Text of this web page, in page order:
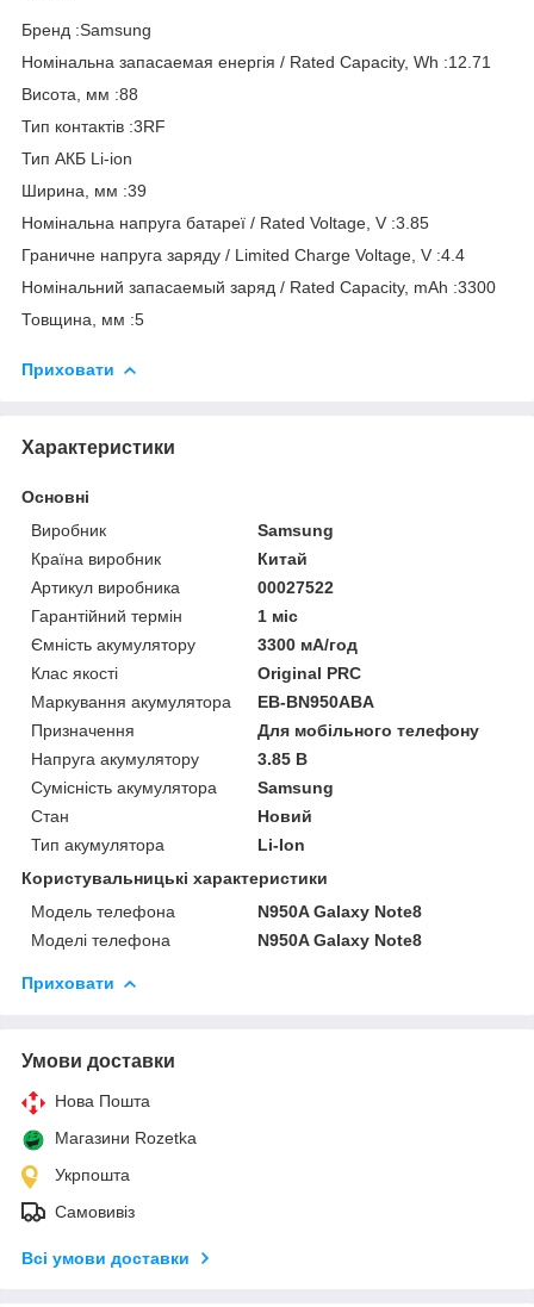
Бренд :Samsung
Номінальна запасаемая енергія / Rated Capacity, Wh :12.71
Висота, мм :88
Тип контактів :3RF
Тип АКБ Li-ion
Ширина, мм :39
Номінальна напруга батареї / Rated Voltage, V :3.85
Граничне напруга заряду / Limited Charge Voltage, V :4.4
Номінальний запасаемый заряд / Rated Capacity, mAh :3300
Товщина, мм :5
Приховати
Характеристики
Основні
Виробник
Samsung
Країна виробник
Китай
Артикул виробника
00027522
Гарантійний термін
1 міс
Ємність акумулятору
3300 мА/год
Клас якості
Original PRC
Маркування акумулятора
EB-BN950ABA
Призначення
Для мобільного телефону
Напруга акумулятору
3.85 В
Сумісність акумулятора
Samsung
Стан
Новий
Тип акумулятора
Li-Ion
Користувальницькі характеристики
Модель телефона
N950A Galaxy Note8
Моделі телефона
N950A Galaxy Note8
Приховати
Умови доставки
Нова Пошта
Магазини Rozetka
Укрпошта
Самовивіз
Всі умови доставки